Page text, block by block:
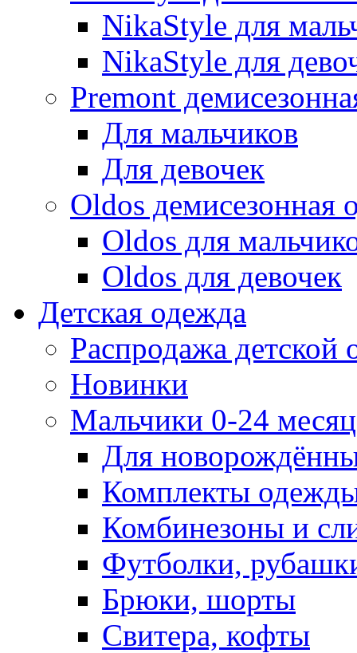
NikaStyle для
NikaStyle для
Premont
Для мальчиков
Для девочек
Oldos демисезонная
Oldos для
Oldos для девочек
Детская одежда
Распродажа детской
Новинки
Мальчики 0-24
Для
Комплекты
Комбинезоны и
Футболки,
Брюки, шорты
Свитера, кофты